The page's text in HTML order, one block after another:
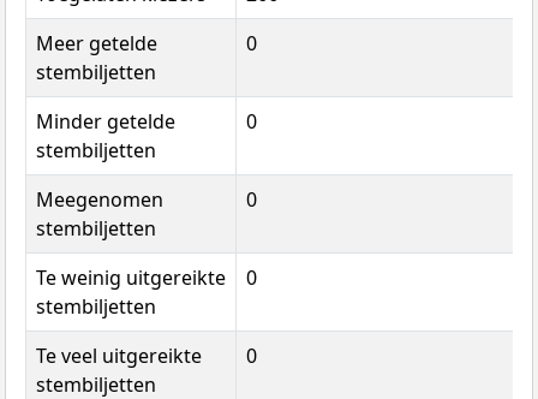
Meer getelde
stembiljetten
0
Minder getelde
stembiljetten
0
Meegenomen
stembiljetten
0
Te weinig uitgereikte
stembiljetten
0
Te veel uitgereikte
stembiljetten
0